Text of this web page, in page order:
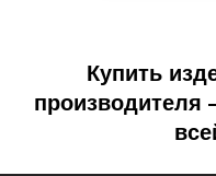
Купить
производителя